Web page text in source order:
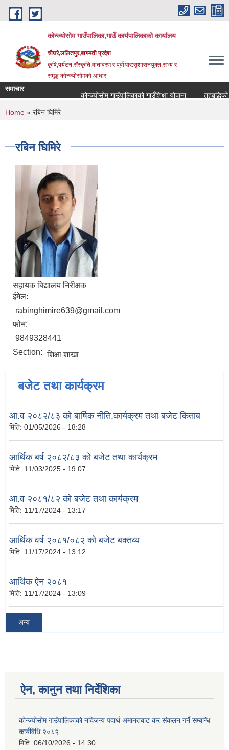
Skip to main content
कोन्ज्योसोम गाउँपालिका,गाउँ कार्यपालिकाको कार्यालय
चौघरे,ललितपुर,बागमती प्रदेश
कृषि,पर्यटन,सँस्कृति,वातावरण र पूर्वाधार:सुशासनयुक्त,सभ्य र
समृद्ध कोन्ज्योसोमको आधार
समाचार
कोन्ज्योसोम गाउँपालिकाको गाउँशिक्षा योजना
तहबृद्धिको
You are here
Home » रबिन घिमिरे
रबिन घिमिरे
सहायक बिद्यालय निरीक्षक
ईमेल:
rabinghimire639@gmail.com
फोन:
9849328441
Section: शिक्षा शाखा
बजेट तथा कार्यक्रम
आ.व २०८२/८३ को बार्षिक नीति,कार्यक्रम तथा बजेट किताब
मिति: 01/05/2026 - 18:28
आर्थिक बर्ष २०८२/८३ को बजेट तथा कार्यक्रम
मिति: 11/03/2025 - 19:07
आ.व २०८१/८२ को बजेट तथा कार्यक्रम
मिति: 11/17/2024 - 13:17
आर्थिक वर्ष २०८१/०८२ को बजेट बक्तव्य
मिति: 11/17/2024 - 13:12
आर्थिक ऐन २०८१
मिति: 11/17/2024 - 13:09
अन्य
ऐन, कानुन तथा निर्देशिका
कोन्ज्योसोम गाउँपालिकाको नदिजन्य पदार्थ अमानतबाट कर संकलन गर्ने सम्बन्धि
कार्यविधि २०८२
मिति: 06/10/2026 - 14:30